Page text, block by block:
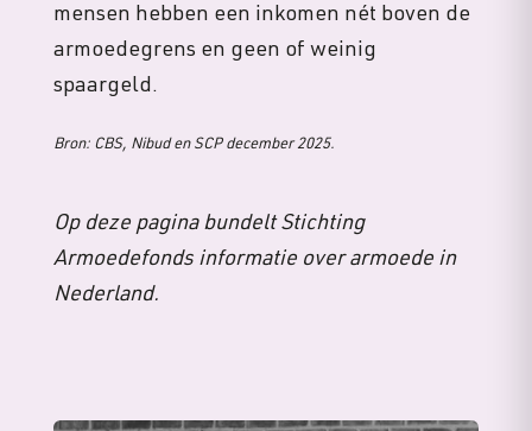
mensen hebben een inkomen nét boven de
armoedegrens en geen of weinig
spaargeld.
Bron: CBS, Nibud en SCPdecember 2025.
Op deze pagina bundelt Stichting
Armoedefonds informatie over armoede in
Nederland.